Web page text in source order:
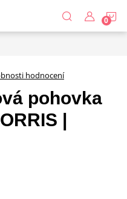
hodnocení
pohovka
|